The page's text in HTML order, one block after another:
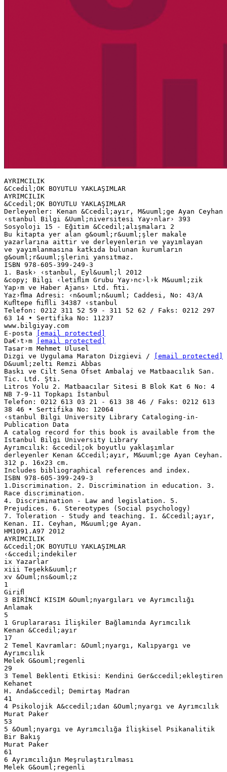
AYRIMCILIK
&Ccedil;OK BOYUTLU YAKLAŞIMLAR
AYRIMCILIK
&Ccedil;OK BOYUTLU YAKLAŞIMLAR
Derleyenler: Kenan &Ccedil;ayır, M&uuml;ge Ayan Ceyhan
‹stanbul Bilgi &Uuml;niversitesi Yay›nlar› 393
Sosyoloji 15 - Eğitim &Ccedil;alışmaları 2
Bu kitapta yer alan g&ouml;r&uuml;şler makale
yazarlarına aittir ve derleyenlerin ve yayımlayan
ve yayımlanmasına katkıda bulunan kurumların
g&ouml;r&uuml;şlerini yansıtmaz.
ISBN 978-605-399-249-3
1. Bask› ‹stanbul, Eyl&uuml;l 2012
&copy; Bilgi ‹letiﬂim Grubu Yay›nc›l›k M&uuml;zik
Yap›m ve Haber Ajans› Ltd. ﬁti.
Yaz›ﬂma Adresi: ‹n&ouml;n&uuml; Caddesi, No: 43/A
Kuﬂtepe ﬁiﬂli 34387 ‹stanbul
Telefon: 0212 311 52 59 - 311 52 62 / Faks: 0212 297
63 14 • Sertifika No: 11237
www.bilgiyay.com
E-posta
[email protected]
Da€›t›m
[email protected]
Tasar›m Mehmet Ulusel
Dizgi ve Uygulama Maraton Dizgievi /
[email protected]